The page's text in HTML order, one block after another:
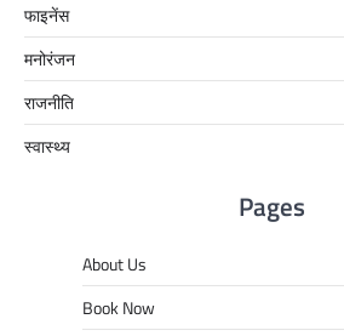
फाइनेंस
मनोरंजन
राजनीति
स्वास्थ्य
Pages
About Us
Book Now